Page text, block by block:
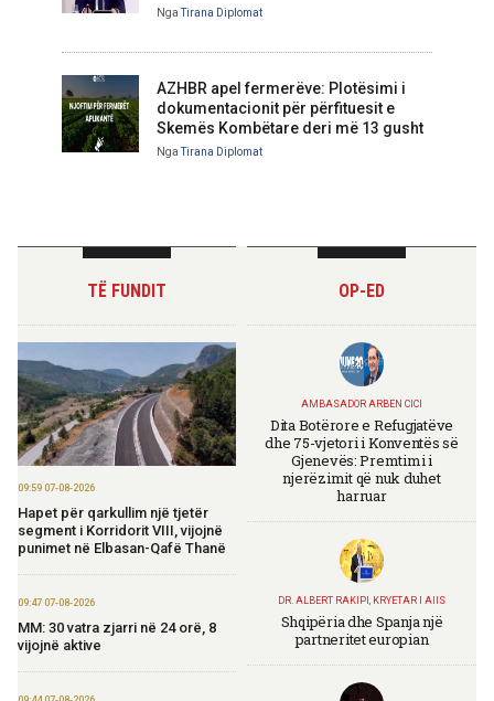
Nga Tirana Diplomat
AZHBR apel fermerëve: Plotësimi i
dokumentacionit për përfituesit e
Skemës Kombëtare deri më 13 gusht
Nga Tirana Diplomat
TË FUNDIT
09:59 07-08-2026
Hapet për qarkullim një tjetër
segment i Korridorit VIII, vijojnë
punimet në Elbasan-Qafë Thanë
09:47 07-08-2026
MM: 30 vatra zjarri në 24 orë, 8
vijojnë aktive
OP-ED
AMBASADOR ARBEN CICI
Dita Botërore e Refugjatëve
dhe 75-vjetori i Konventës së
Gjenevës: Premtimi i
njerëzimit që nuk duhet
harruar
DR. ALBERT RAKIPI, KRYETAR I AIIS
Shqipëria dhe Spanja një
partneritet europian